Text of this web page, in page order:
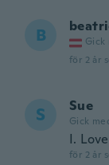
B Gick
för 2 år
S Sue
Gick
I.
för 2 år